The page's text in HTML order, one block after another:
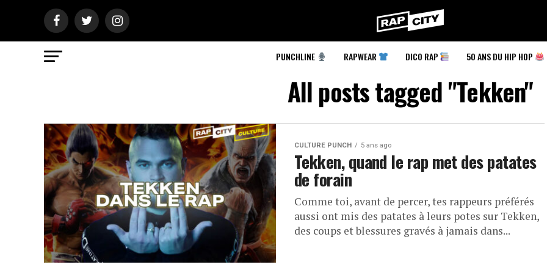
RapCity
PUNCHLINE RAPWEAR DICO RAP 50 ANS DU HIP HOP
All posts tagged "Tekken"
CULTURE PUNCH 5 ans ago
Tekken, quand le rap met des patates
de forain
Comme toi, avant de percer, tes rappeurs préférés
aussi ont mis des patates à leurs potes sur Tekken,
des coups et blessures gravés à jamais dans...